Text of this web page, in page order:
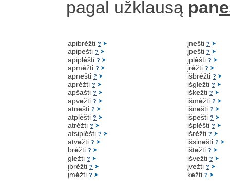
pagal užklausą pan
apibrėžti ?
apipešti ?
apiplėšti ?
apmėžti ?
apnešti ?
aprėžti ?
apšašti ?
apvežti ?
atnešti ?
atplėšti ?
atrėžti ?
atsiplėšti ?
atvežti ?
brėžti ?
gležti ?
įbrėžti ?
įmėžti ?
įnešti ?
įpešti ?
įplėšti ?
įrėžti ?
išbrėžti ?
išgležti ?
iškežti ?
išmėžti ?
išnešti ?
išpešti ?
išplėšti ?
išrėžti ?
išsinešti ?
ištežti ?
išvežti ?
įvežti ?
kežti ?